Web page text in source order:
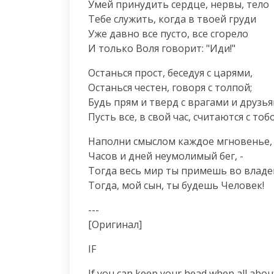
Умей принудить сердце, нервы, тело
Тебе служить, когда в твоей груди
Уже давно все пусто, все сгорело
И только Воля говорит: "Иди!"
Останься прост, беседуя с царями,
Останься честен, говоря с толпой;
Будь прям и тверд с врагами и
Пусть все, в свой час, считаются с
Наполни смыслом каждое мгновенье,
Часов и дней неумолимый бег, -
Тогда весь мир ты примешь во
Тогда, мой сын, ты будешь Человек!
---
[Оригинал]
IF